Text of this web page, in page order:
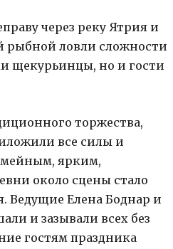
через реку Ятрия и
рыбной ловли сложности
щекурьинцы, но и гости
торжества,
все силы и
ярким,
около сцены стало
Ведущие Елена Боднар и
и зазывали всех без
гостям праздника